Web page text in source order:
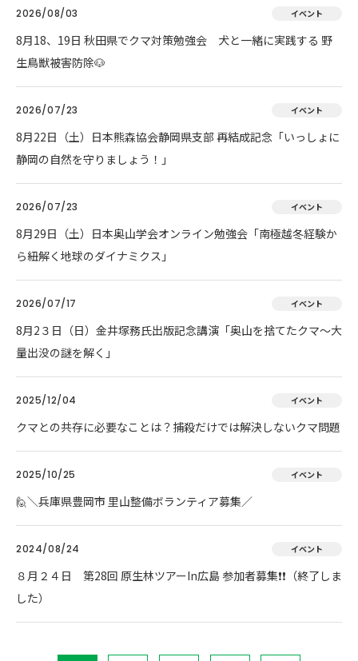
2026/08/03 イベント
8月18、19日 秋田県でクマ対策勉強会 犬と一緒に実践する 野
生鳥獣被害防除🐶
2026/07/23 イベント
8月22日（土）日本熊森協会静岡県支部 再結成記念「いっしょに
静岡の自然を守りましょう！」
2026/07/23 イベント
8月29日（土）日本奥山学会オンライン勉強会「南極越冬経験か
ら紐解く地球のダイナミクス」
2026/07/17 イベント
8月2３日（日）金井塚務氏出版記念講演「奥山を捨てたクマ～大
量出没の謎を解く」
2025/12/04 イベント
クマとの共存に必要なことは？捕殺だけでは解決しないクマ問題
2025/10/25 イベント
🙋＼兵庫県豊岡市 里山整備ボランティア募集／
2024/08/24 イベント
８月２４日 第28回 原生林ツアーIn広島 参加者募集❗❗（終了しま
した）